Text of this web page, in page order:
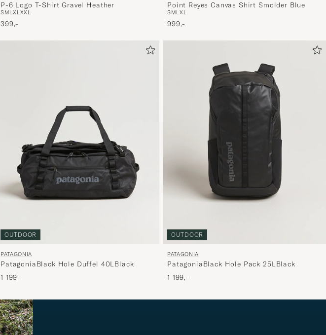
P-6 Logo T-Shirt Gravel Heather
SMLXLXXL
399,-
Point Reyes Canvas Shirt Smolder Blue
SMLXL
999,-
OUTDOOR
PATAGONIA
PatagoniaBlack Hole Duffel 40LBlack
1 199,-
OUTDOOR
PATAGONIA
PatagoniaBlack Hole Pack 25LBlack
1 199,-